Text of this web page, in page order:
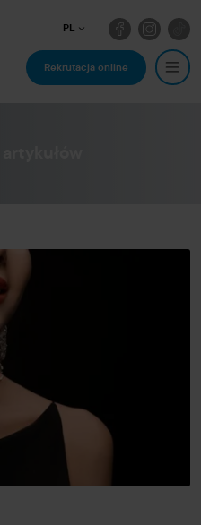
PL
Rekrutacja online